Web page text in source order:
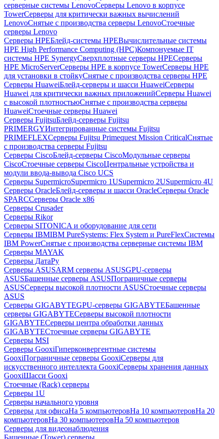
серверные системы LenovoСерверы Lenovo в корпусе
TowerСерверы для критически важных вычислений
LenovoСнятые с производства серверы LenovoСтоечные
серверы Lenovo
Серверы HPEБлейд-системы HPEВычислительные системы
HPE High Performance Computing (HPC)Компонуемые IT
системы HPE SynergyСверхплотные серверы HPEСерверы
HPE MicroServerСерверы HPE в корпусе TowerСерверы HPE
для установки в стойкуСнятые с производства серверы HPE
Серверы HuaweiБлейд-серверы и шасси HuaweiСерверы
Huawei для критически важных приложенийСерверы Huawei
с высокой плотностьюСнятые с производства серверы
HuaweiСтоечные серверы Huawei
Серверы FujitsuБлейд-серверы Fujitsu
PRIMERGYИнтегрированные системы Fujitsu
PRIMEFLEXСерверы Fujitsu Primequest Mission CriticalСнятые
с производства серверы Fujitsu
Серверы CiscoБлейд-серверы CiscoМодульные серверы
CiscoСтоечные серверы CiscoЦентральные устройства и
модули ввода-вывода Cisco UCS
Серверы SupermicroSupermicro 1USupermicro 2USupermicro 4U
Серверы OracleБлейд-серверы и шасси OracleСерверы Oracle
SPARCСерверы Oracle x86
Серверы Crusader
Серверы Rikor
Серверы SITONICA и оборудование для сети
Серверы IBMIBM PureSystems: Flex System и PureFlexСистемы
IBM PowerСнятые с производства серверные системы IBM
Серверы MAYAK
Серверы ДатаРу
Серверы ASUSARM серверы ASUSGPU-серверы
ASUSБашенные серверы ASUSПограничные серверы
ASUSСерверы высокой плотности ASUSСтоечные серверы
ASUS
Серверы GIGABYTEGPU-серверы GIGABYTEБашенные
серверы GIGABYTEСерверы высокой плотности
GIGABYTEСерверы центра обработки данных
GIGABYTEСтоечные серверы GIGABYTE
Серверы MSI
Серверы GooxiГиперконвергентные системы
GooxiПограничные серверы GooxiСерверы для
искусственного интеллекта GooxiСерверы хранения данных
GooxiШасси Gooxi
Стоечные (Rack) серверы
Серверы 1U
Серверы начального уровня
Серверы для офисаНа 5 компьютеровНа 10 компьютеровНа 20
компьютеровНа 30 компьютеровНа 50 компьютеров
Серверы для видеонаблюдения
Башенные (Tower) серверы